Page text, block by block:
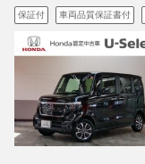
保証付 車両品質保証書付